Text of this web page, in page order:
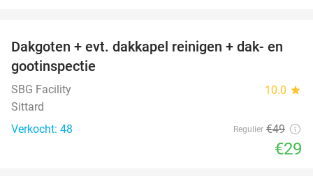
41%
Dakgoten + evt. dakkapel reinigen + dak- en
gootinspectie
SBG Facility 10.0 star
Sittard
Verkocht: 48
Regulier €49
€29